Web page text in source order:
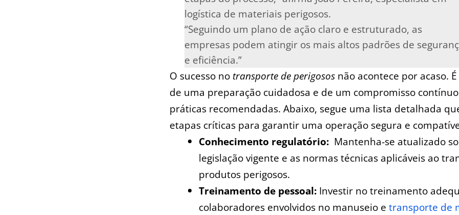
logística⁣ de materiais perigosos.
“Seguindo um plano de ação claro e estruturado, as
empresas ‍podem‌ atingir os mais altos padrões ‌de⁢
e⁢ eficiência.”
O sucesso no transporte de perigososnão acontece por acaso.
de uma preparação cuidadosa e de um compromisso
práticas recomendadas. Abaixo,⁣ segue uma lista detalhada
etapas críticas para garantir uma operação⁤ segura e
Conhecimento⁣ regulatório:
Mantenha-se atualizado
legislação vigente e as normas técnicas aplicáveis ao
produtos perigosos.
Treinamento de pessoal: Investir no treinamento
colaboradores envolvidos no ‍manuseio e‍transporte de